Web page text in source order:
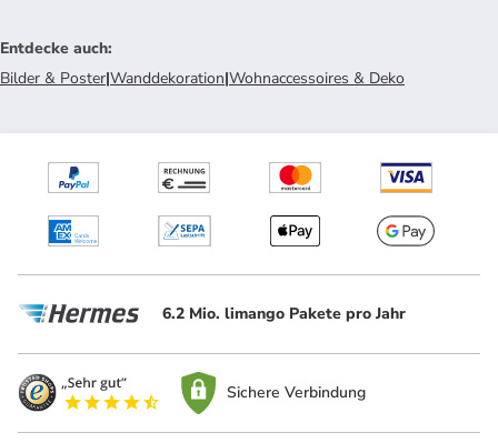
Entdecke auch:
Bilder & Poster|Wanddekoration|Wohnaccessoires & Deko
6.2 Mio. limango Pakete pro Jahr
Sichere Verbindung